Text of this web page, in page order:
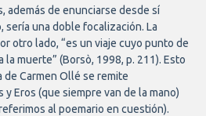
además de enunciarse desde sí
sería una doble focalización. La
otro lado, “es un viaje cuyo punto de
muerte” (Borsò, 1998, p. 211). Esto
de Carmen Ollé se remite
Eros (que siempre van de la mano)
al poemario en cuestión).